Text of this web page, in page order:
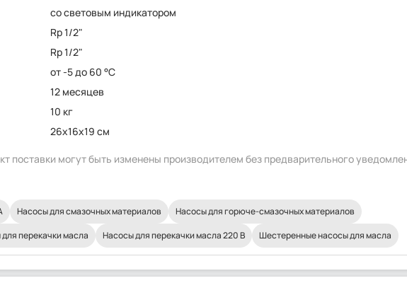
со световым индикатором
Rp 1/2"
Rp 1/2"
от -5 до 60 °C
12 месяцев
10 кг
26x16x19 см
поставки могут быть изменены производителем без предварительного
Насосы для смазочных материалов
Насосы для горюче-смазочных материалов
перекачки масла Насосы для перекачки масла 220 В Шестеренные насосы для масла